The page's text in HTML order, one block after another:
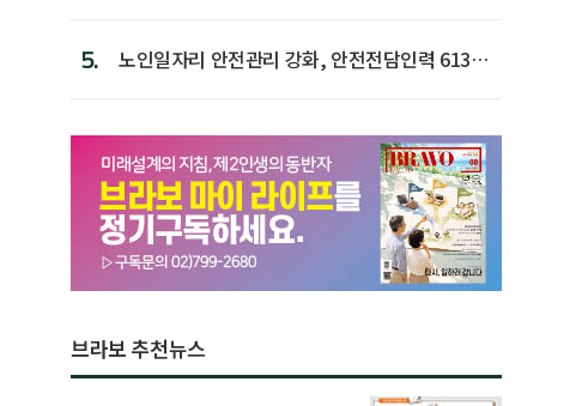
5.
노인일자리 안전관리 강화, 안전전담인력 613명
브라보 추천뉴스